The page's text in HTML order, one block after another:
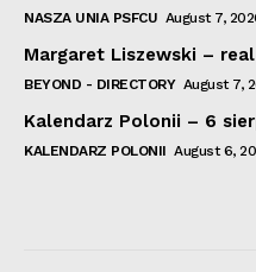
NASZA UNIA PSFCU August 7,
Margaret Liszewski –
BEYOND - DIRECTORY August 7,
Kalendarz Polonii – 6
KALENDARZ POLONII August 6,